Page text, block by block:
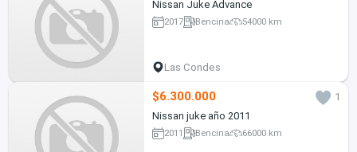
Nissan Juke Advance
2017 Bencina 54000 km
Las Condes
$6.300.000
1
Nissan juke año 2011
2011 Bencina 66000 km